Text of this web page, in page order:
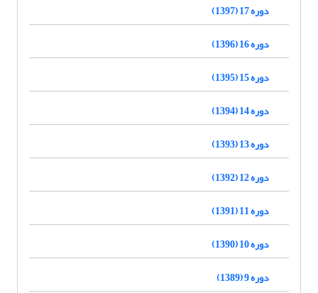
دوره 17 (1397)
دوره 16 (1396)
دوره 15 (1395)
دوره 14 (1394)
دوره 13 (1393)
دوره 12 (1392)
دوره 11 (1391)
دوره 10 (1390)
دوره 9 (1389)